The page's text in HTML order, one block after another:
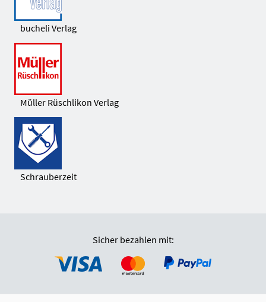
bucheli Verlag
Müller Rüschlikon Verlag
Schrauberzeit
Sicher bezahlen mit: